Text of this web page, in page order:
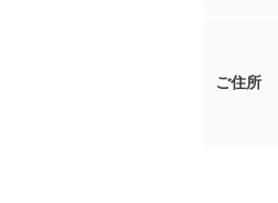
ご住所